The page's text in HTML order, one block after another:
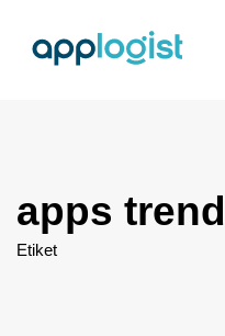
apps trend
Etiket